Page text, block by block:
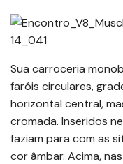
Sua carroceria
faróis circulares,
horizontal central,
cromada. Inseridos
faziam para com as
cor âmbar. Acima,